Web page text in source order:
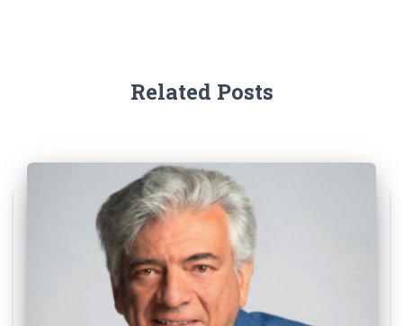
Related Posts